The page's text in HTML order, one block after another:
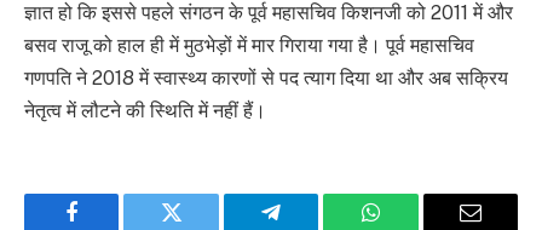
ज्ञात हो कि इससे पहले संगठन के पूर्व महासचिव किशनजी को 2011 में और
बसव राजू को हाल ही में मुठभेड़ों में मार गिराया गया है। पूर्व महासचिव
गणपति ने 2018 में स्वास्थ्य कारणों से पद त्याग दिया था और अब सक्रिय
नेतृत्व में लौटने की स्थिति में नहीं हैं।